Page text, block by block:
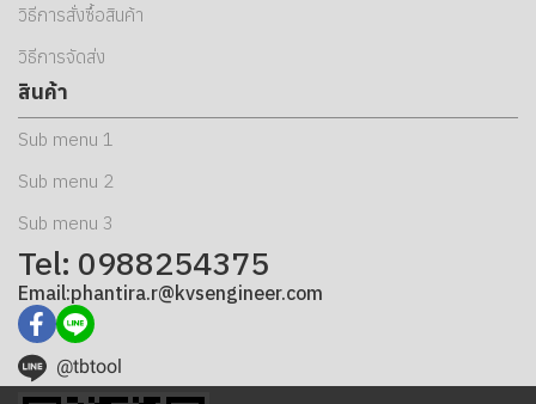
วิธีการสั่งซื้อสินค้า
วิธีการจัดส่ง
สินค้า
Sub menu 1
Sub menu 2
Sub menu 3
Tel: 0988254375
Email:phantira.r@kvsengineer.com
@tbtool